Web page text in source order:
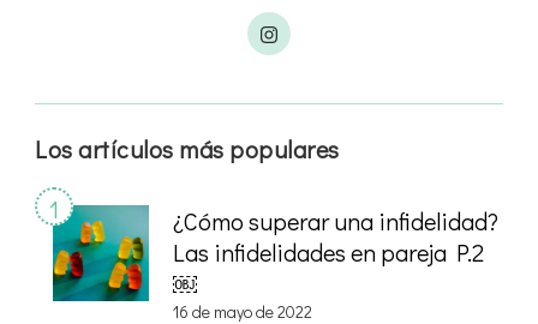
Los artículos más populares
¿Cómo superar una infidelidad?
Las infidelidades en pareja P.2
￼
16 de mayo de 2022